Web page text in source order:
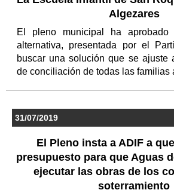
Algezares
El pleno municipal ha
alternativa, presentada por el
buscar una solución que se ajuste
de conciliación de todas las familias
31/07/2019
El Pleno insta a ADIF a
presupuesto para que Aguas
ejecutar las obras de los
soterramiento